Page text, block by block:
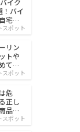
イク
！バイ
宅で
スポット
リン
トや
て紹
スポット
危
正し
品を
スポット